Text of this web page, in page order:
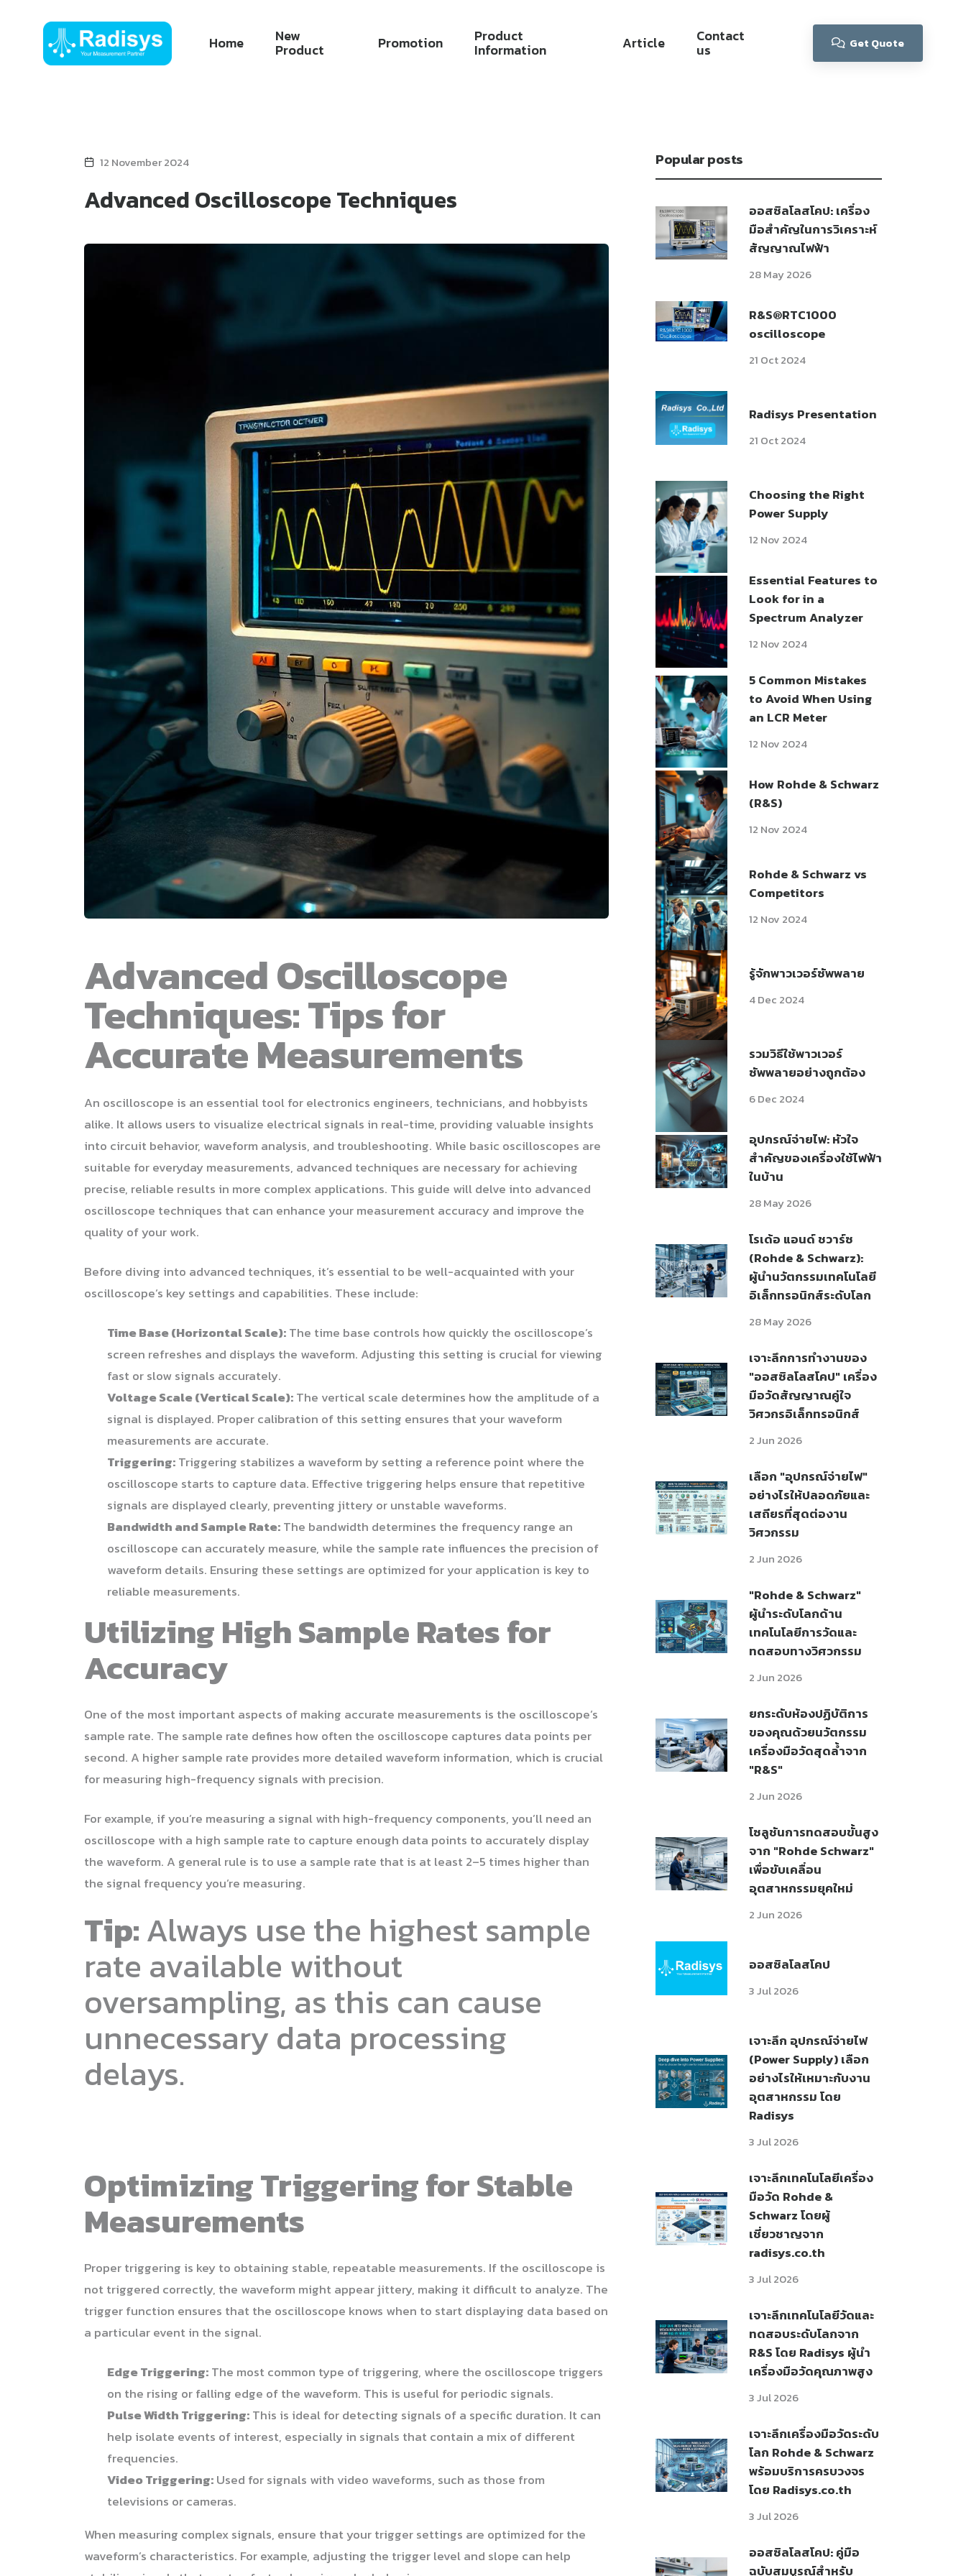
Home New
Product Promotion Product
Information Article Contact
us Get Quote
12 November 2024
Advanced Oscilloscope Techniques
Advanced Oscilloscope
Techniques: Tips for
Accurate Measurements
An oscilloscope is an essential tool for electronics engineers, technicians, and hobbyists
alike. It allows users to visualize electrical signals in real-time, providing valuable insights
into circuit behavior, waveform analysis, and troubleshooting. While basic oscilloscopes are
suitable for everyday measurements, advanced techniques are necessary for achieving
precise, reliable results in more complex applications. This guide will delve into advanced
oscilloscope techniques that can enhance your measurement accuracy and improve the
quality of your work.
Before diving into advanced techniques, it’s essential to be well-acquainted with your
oscilloscope’s key settings and capabilities. These include:
Time Base (Horizontal Scale):The time base controls how quickly the oscilloscope’s
screen refreshes and displays the waveform. Adjusting this setting is crucial for viewing
fast or slow signals accurately.
Voltage Scale (Vertical Scale):The vertical scale determines how the amplitude of a
signal is displayed. Proper calibration of this setting ensures that your waveform
measurements are accurate.
Triggering:Triggering stabilizes a waveform by setting a reference point where the
oscilloscope starts to capture data. Effective triggering helps ensure that repetitive
signals are displayed clearly, preventing jittery or unstable waveforms.
Bandwidth and Sample Rate:The bandwidth determines the frequency range an
oscilloscope can accurately measure, while the sample rate influences the precision of
waveform details. Ensuring these settings are optimized for your application is key to
reliable measurements.
Utilizing High Sample Rates for
Accuracy
One of the most important aspects of making accurate measurements is the oscilloscope’s
sample rate. The sample rate defines how often the oscilloscope captures data points per
second. A higher sample rate provides more detailed waveform information, which is crucial
for measuring high-frequency signals with precision.
For example, if you’re measuring a signal with high-frequency components, you’ll need an
oscilloscope with a high sample rate to capture enough data points to accurately display
the waveform. A general rule is to use a sample rate that is at least 2–5 times higher than
the signal frequency you’re measuring.
Tip:Always use the highest sample
rate available without
oversampling, as this can cause
unnecessary data processing
delays.
Optimizing Triggering for Stable
Measurements
Proper triggering is key to obtaining stable, repeatable measurements. If the oscilloscope is
not triggered correctly, the waveform might appear jittery, making it difficult to analyze. The
trigger function ensures that the oscilloscope knows when to start displaying data based on
a particular event in the signal.
Edge Triggering:The most common type of triggering, where the oscilloscope triggers
on the rising or falling edge of the waveform. This is useful for periodic signals.
Pulse Width Triggering:This is ideal for detecting signals of a specific duration. It can
help isolate events of interest, especially in signals that contain a mix of different
frequencies.
Video Triggering:Used for signals with video waveforms, such as those from
televisions or cameras.
When measuring complex signals, ensure that your trigger settings are optimized for the
waveform’s characteristics. For example, adjusting the trigger level and slope can help
Popular posts
ออสซิลโลสโคป: เครื่อง
มือสำคัญในการวิเคราะห์
สัญญาณไฟฟ้า
28 May 2026
R&S®RTC1000
oscilloscope
21 Oct 2024
Radisys Presentation
21 Oct 2024
Choosing the Right
Power Supply
12 Nov 2024
Essential Features to
Look for in a
Spectrum Analyzer
12 Nov 2024
5 Common Mistakes
to Avoid When Using
an LCR Meter
12 Nov 2024
How Rohde & Schwarz
(R&S)
12 Nov 2024
Rohde & Schwarz vs
Competitors
12 Nov 2024
รู้จักพาวเวอร์ซัพพลาย
4 Dec 2024
รวมวิธีใช้พาวเวอร์
ซัพพลายอย่างถูกต้อง
6 Dec 2024
อุปกรณ์จ่ายไฟ: หัวใจ
สำคัญของเครื่องใช้ไฟฟ้า
ในบ้าน
28 May 2026
โรเด้อ แอนด์ ชวาร์ซ
(Rohde & Schwarz):
ผู้นำนวัตกรรมเทคโนโลยี
อิเล็กทรอนิกส์ระดับโลก
28 May 2026
เจาะลึกการทำงานของ
"ออสซิลโลสโคป" เครื่อง
มือวัดสัญญาณคู่ใจ
วิศวกรอิเล็กทรอนิกส์
2 Jun 2026
เลือก "อุปกรณ์จ่ายไฟ"
อย่างไรให้ปลอดภัยและ
เสถียรที่สุดต่องาน
วิศวกรรม
2 Jun 2026
"Rohde & Schwarz"
ผู้นำระดับโลกด้าน
เทคโนโลยีการวัดและ
ทดสอบทางวิศวกรรม
2 Jun 2026
ยกระดับห้องปฏิบัติการ
ของคุณด้วยนวัตกรรม
เครื่องมือวัดสุดล้ำจาก
"R&S"
2 Jun 2026
โซลูชันการทดสอบขั้นสูง
จาก "Rohde Schwarz"
เพื่อขับเคลื่อน
อุตสาหกรรมยุคใหม่
2 Jun 2026
ออสซิลโลสโคป
3 Jul 2026
เจาะลึก อุปกรณ์จ่ายไฟ
(Power Supply) เลือก
อย่างไรให้เหมาะกับงาน
อุตสาหกรรม โดย
Radisys
3 Jul 2026
เจาะลึกเทคโนโลยีเครื่อง
มือวัด Rohde &
Schwarz โดยผู้
เชี่ยวชาญจาก
radisys.co.th
3 Jul 2026
เจาะลึกเทคโนโลยีวัดและ
ทดสอบระดับโลกจาก
R&S โดย Radisys ผู้นำ
เครื่องมือวัดคุณภาพสูง
3 Jul 2026
เจาะลึกเครื่องมือวัดระดับ
โลก Rohde & Schwarz
พร้อมบริการครบวงจร
โดย Radisys.co.th
3 Jul 2026
ออสซิลโลสโคป: คู่มือ
ฉบับสมบูรณ์สำหรับ